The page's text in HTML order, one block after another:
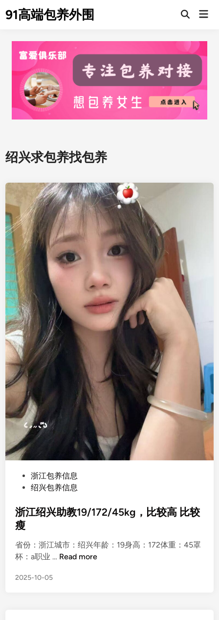
to91高端包养外围
绍兴求包养找包养
t
e
i
n
浙江包养信息
绍兴包养信息
浙江绍兴助教19/172/45kg，比较高 比较
瘦
省份：浙江城市：绍兴年龄：19身高：172体重：45罩
杯：a职业 … 浙
Read more
2025-10-05